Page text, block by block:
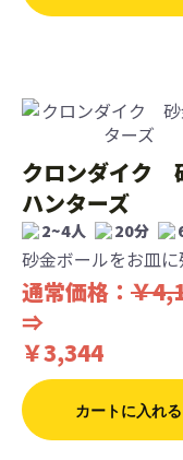
クロンダイク
ハンターズ
2~4人 20分
砂金ボールをお皿に
通常価格： ￥
⇒
￥3,344
カートに入れる